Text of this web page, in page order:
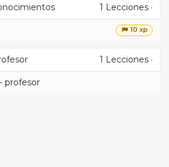
1 Lecciones ·
10 xp
1 Lecciones ·
profesor